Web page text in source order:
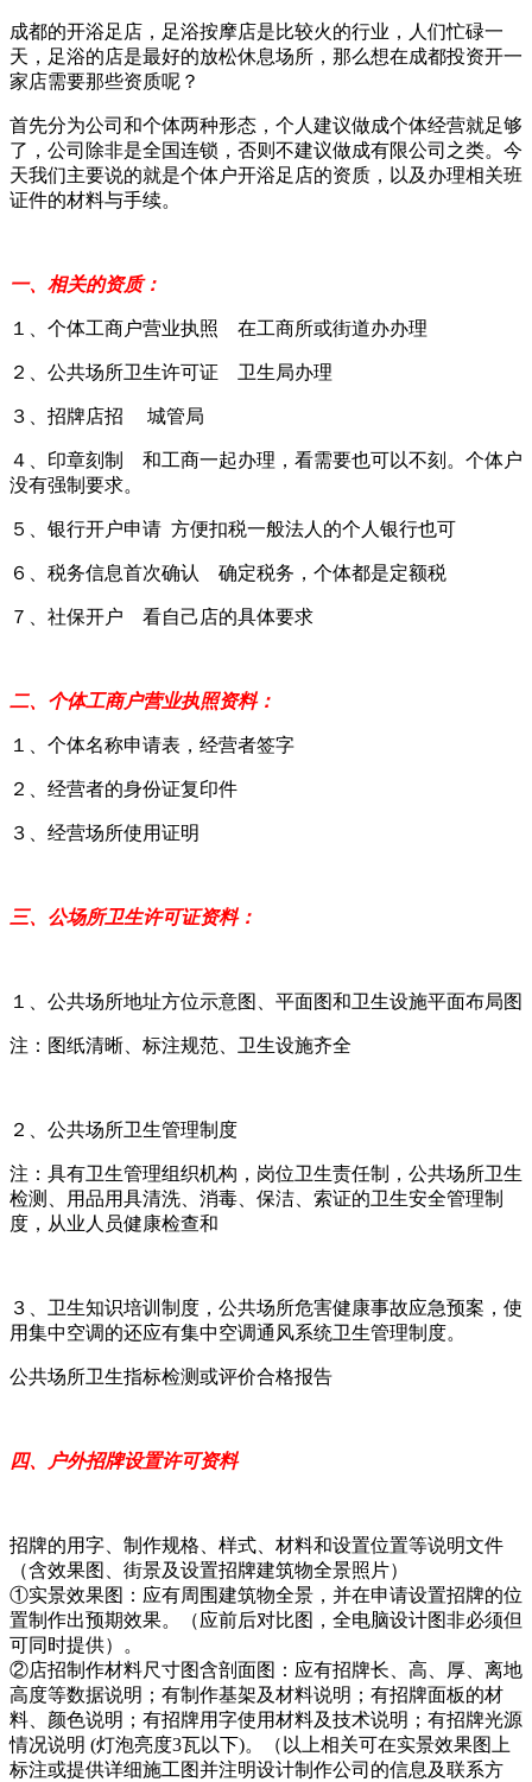
成都的开浴足店，足浴按摩店是比较火的行业，人们忙碌一
天，足浴的店是最好的放松休息场所，那么想在成都投资开一
家店需要那些资质呢？
首先分为公司和个体两种形态，个人建议做成个体经营就足够
了，公司除非是全国连锁，否则不建议做成有限公司之类。今
天我们主要说的就是个体户开浴足店的资质，以及办理相关班
证件的材料与手续。
一、相关的资质：
１、个体工商户营业执照 在工商所或街道办办理
２、公共场所卫生许可证 卫生局办理
３、招牌店招 城管局
４、印章刻制 和工商一起办理，看需要也可以不刻。个体户
没有强制要求。
５、银行开户申请 方便扣税一般法人的个人银行也可
６、税务信息首次确认 确定税务，个体都是定额税
７、社保开户 看自己店的具体要求
二、个体工商户营业执照资料：
１、个体名称申请表，经营者签字
２、经营者的身份证复印件
３、经营场所使用证明
三、公场所卫生许可证资料：
１、公共场所地址方位示意图、平面图和卫生设施平面布局图
注：图纸清晰、标注规范、卫生设施齐全
２、公共场所卫生管理制度
注：具有卫生管理组织机构，岗位卫生责任制，公共场所卫生
检测、用品用具清洗、消毒、保洁、索证的卫生安全管理制
度，从业人员健康检查和
３、卫生知识培训制度，公共场所危害健康事故应急预案，使
用集中空调的还应有集中空调通风系统卫生管理制度。
公共场所卫生指标检测或评价合格报告
四、户外招牌设置许可资料
招牌的用字、制作规格、样式、材料和设置位置等说明文件
（含效果图、街景及设置招牌建筑物全景照片）
①实景效果图：应有周围建筑物全景，并在申请设置招牌的位
置制作出预期效果。（应前后对比图，全电脑设计图非必须但
可同时提供）。
②店招制作材料尺寸图含剖面图：应有招牌长、高、厚、离地
高度等数据说明；有制作基架及材料说明；有招牌面板的材
料、颜色说明；有招牌用字使用材料及技术说明；有招牌光源
情况说明 (灯泡亮度3瓦以下)。（以上相关可在实景效果图上
标注或提供详细施工图并注明设计制作公司的信息及联系方